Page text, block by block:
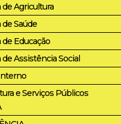
de Agricultura
Saúde
Educação
de Assistência Social
e Serviços Públicos